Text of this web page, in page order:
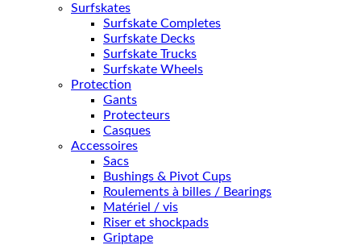
Surfskates
Surfskate Completes
Surfskate Decks
Surfskate Trucks
Surfskate Wheels
Protection
Gants
Protecteurs
Casques
Accessoires
Sacs
Bushings & Pivot Cups
Roulements à billes / Bearings
Matériel / vis
Riser et shockpads
Griptape